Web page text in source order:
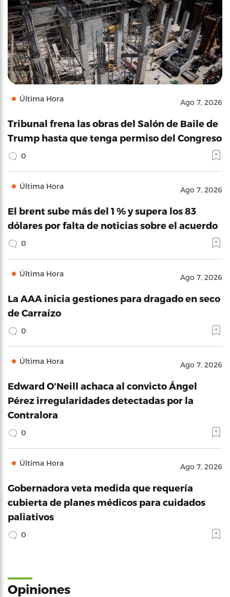
Última Hora Ago 7, 2026
Tribunal frena las obras del Salón de Baile de
Trump hasta que tenga permiso del Congreso
0
Última Hora Ago 7, 2026
El brent sube más del 1 % y supera los 83
dólares por falta de noticias sobre el acuerdo
0
Última Hora Ago 7, 2026
La AAA inicia gestiones para dragado en seco
de Carraízo
0
Última Hora Ago 7, 2026
Edward O'Neill achaca al convicto Ángel
Pérez irregularidades detectadas por la
Contralora
0
Última Hora Ago 7, 2026
Gobernadora veta medida que requería
cubierta de planes médicos para cuidados
paliativos
0
Opiniones